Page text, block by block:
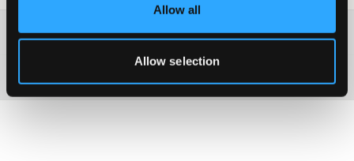
Allow all
Allow selection
Washing advice